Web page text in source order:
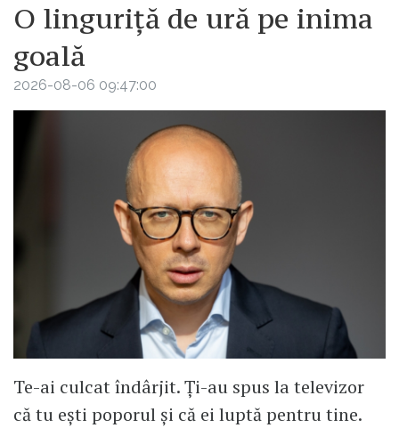
O linguriță de ură pe inima
goală
2026-08-06 09:47:00
Te-ai culcat îndârjit. Ți-au spus la televizor
că tu ești poporul și că ei luptă pentru tine.